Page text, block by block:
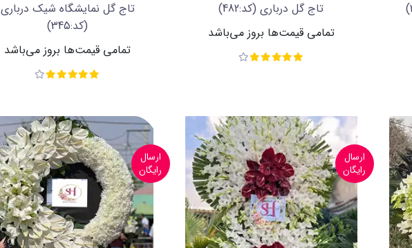
تاج گل درباری (کد:482)
تمامی قیمت‌ها بروز می‌باشد
تاج گل نمایشگاه شیک درباری
(کد:345)
تمامی قیمت‌ها بروز می‌باشد
ارسال
رایگان
ارسال
رایگان